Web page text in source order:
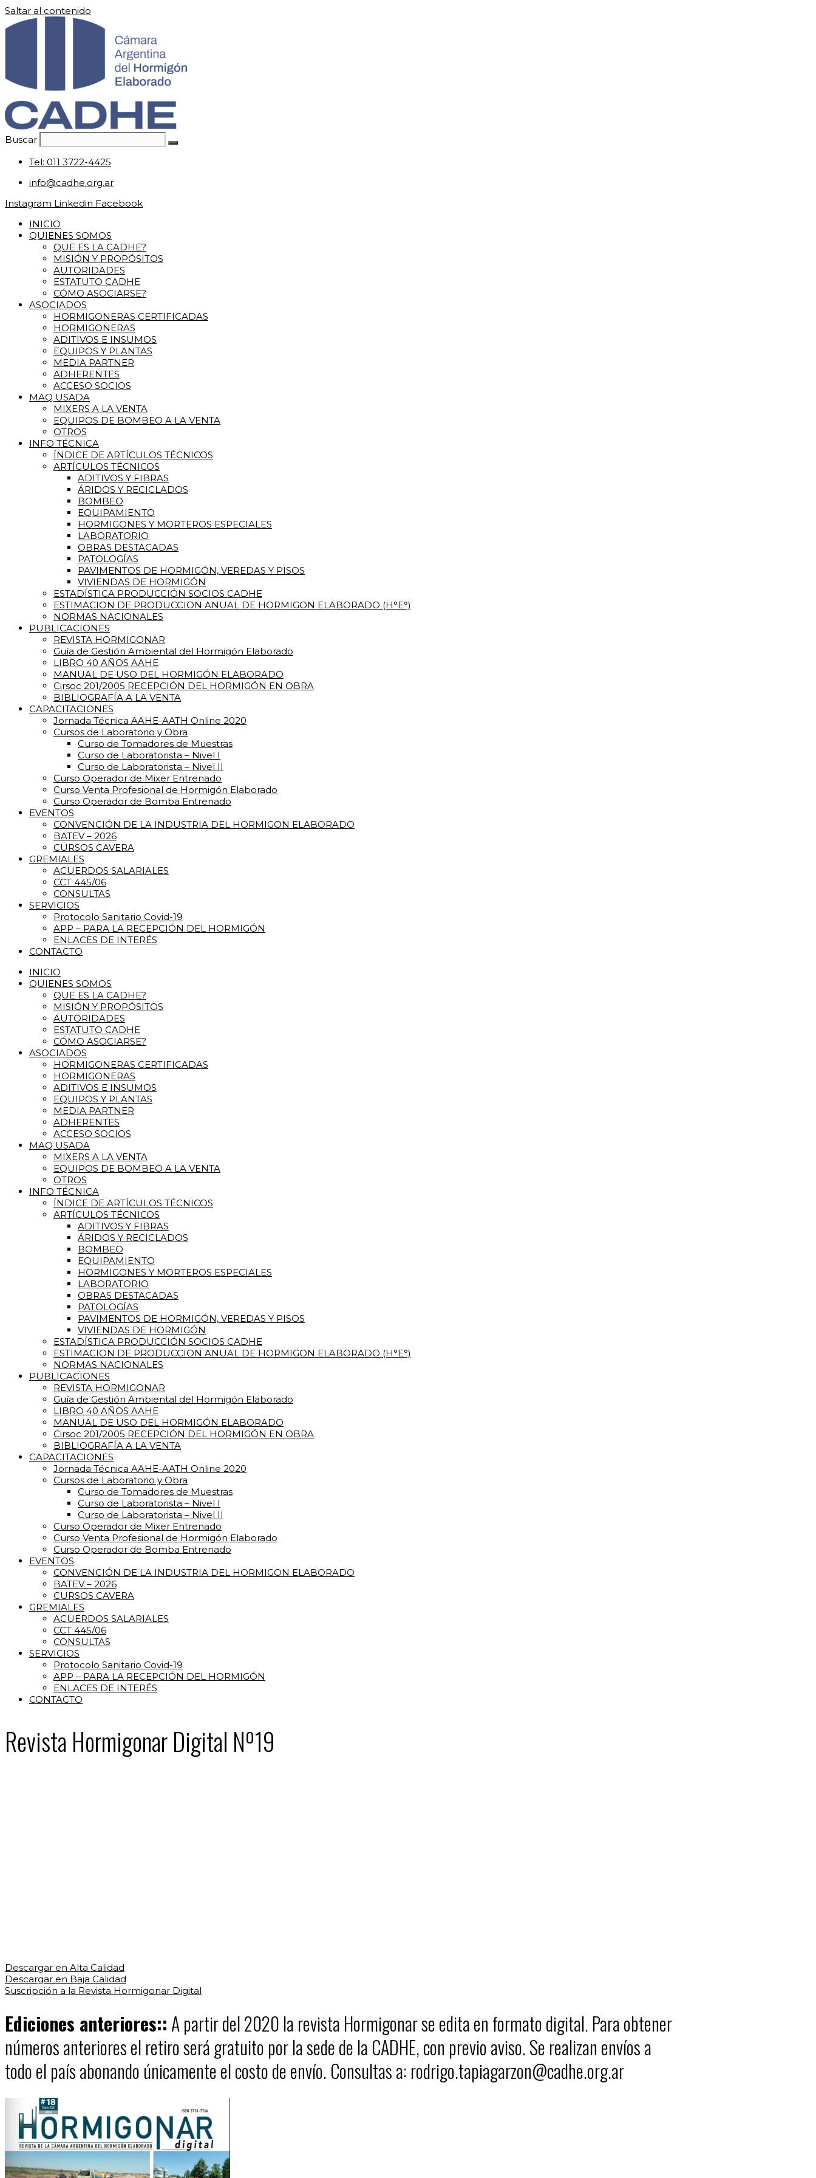
Saltar al contenido
Buscar
Tel: 011 3722-4425
info@cadhe.org.ar
Instagram Linkedin Facebook
INICIO
QUIENES SOMOS
QUE ES LA CADHE?
MISIÓN Y PROPÓSITOS
AUTORIDADES
ESTATUTO CADHE
CÓMO ASOCIARSE?
ASOCIADOS
HORMIGONERAS CERTIFICADAS
HORMIGONERAS
ADITIVOS E INSUMOS
EQUIPOS Y PLANTAS
MEDIA PARTNER
ADHERENTES
ACCESO SOCIOS
MAQ USADA
MIXERS A LA VENTA
EQUIPOS DE BOMBEO A LA VENTA
OTROS
INFO TÉCNICA
ÍNDICE DE ARTÍCULOS TÉCNICOS
ARTÍCULOS TÉCNICOS
ADITIVOS Y FIBRAS
ÁRIDOS Y RECICLADOS
BOMBEO
EQUIPAMIENTO
HORMIGONES Y MORTEROS ESPECIALES
LABORATORIO
OBRAS DESTACADAS
PATOLOGÍAS
PAVIMENTOS DE HORMIGÓN, VEREDAS Y PISOS
VIVIENDAS DE HORMIGÓN
ESTADÍSTICA PRODUCCIÓN SOCIOS CADHE
ESTIMACION DE PRODUCCION ANUAL DE HORMIGON ELABORADO (H°E°)
NORMAS NACIONALES
PUBLICACIONES
REVISTA HORMIGONAR
Guía de Gestión Ambiental del Hormigón Elaborado
LIBRO 40 AÑOS AAHE
MANUAL DE USO DEL HORMIGÓN ELABORADO
Cirsoc 201/2005 RECEPCIÓN DEL HORMIGÓN EN OBRA
BIBLIOGRAFÍA A LA VENTA
CAPACITACIONES
Jornada Técnica AAHE-AATH Online 2020
Cursos de Laboratorio y Obra
Curso de Tomadores de Muestras
Curso de Laboratorista – Nivel I
Curso de Laboratorista – Nivel II
Curso Operador de Mixer Entrenado
Curso Venta Profesional de Hormigón Elaborado
Curso Operador de Bomba Entrenado
EVENTOS
CONVENCIÓN DE LA INDUSTRIA DEL HORMIGON ELABORADO
BATEV – 2026
CURSOS CAVERA
GREMIALES
ACUERDOS SALARIALES
CCT 445/06
CONSULTAS
SERVICIOS
Protocolo Sanitario Covid-19
APP – PARA LA RECEPCIÓN DEL HORMIGÓN
ENLACES DE INTERÉS
CONTACTO
INICIO
QUIENES SOMOS
QUE ES LA CADHE?
MISIÓN Y PROPÓSITOS
AUTORIDADES
ESTATUTO CADHE
CÓMO ASOCIARSE?
ASOCIADOS
HORMIGONERAS CERTIFICADAS
HORMIGONERAS
ADITIVOS E INSUMOS
EQUIPOS Y PLANTAS
MEDIA PARTNER
ADHERENTES
ACCESO SOCIOS
MAQ USADA
MIXERS A LA VENTA
EQUIPOS DE BOMBEO A LA VENTA
OTROS
INFO TÉCNICA
ÍNDICE DE ARTÍCULOS TÉCNICOS
ARTÍCULOS TÉCNICOS
ADITIVOS Y FIBRAS
ÁRIDOS Y RECICLADOS
BOMBEO
EQUIPAMIENTO
HORMIGONES Y MORTEROS ESPECIALES
LABORATORIO
OBRAS DESTACADAS
PATOLOGÍAS
PAVIMENTOS DE HORMIGÓN, VEREDAS Y PISOS
VIVIENDAS DE HORMIGÓN
ESTADÍSTICA PRODUCCIÓN SOCIOS CADHE
ESTIMACION DE PRODUCCION ANUAL DE HORMIGON ELABORADO (H°E°)
NORMAS NACIONALES
PUBLICACIONES
REVISTA HORMIGONAR
Guía de Gestión Ambiental del Hormigón Elaborado
LIBRO 40 AÑOS AAHE
MANUAL DE USO DEL HORMIGÓN ELABORADO
Cirsoc 201/2005 RECEPCIÓN DEL HORMIGÓN EN OBRA
BIBLIOGRAFÍA A LA VENTA
CAPACITACIONES
Jornada Técnica AAHE-AATH Online 2020
Cursos de Laboratorio y Obra
Curso de Tomadores de Muestras
Curso de Laboratorista – Nivel I
Curso de Laboratorista – Nivel II
Curso Operador de Mixer Entrenado
Curso Venta Profesional de Hormigón Elaborado
Curso Operador de Bomba Entrenado
EVENTOS
CONVENCIÓN DE LA INDUSTRIA DEL HORMIGON ELABORADO
BATEV – 2026
CURSOS CAVERA
GREMIALES
ACUERDOS SALARIALES
CCT 445/06
CONSULTAS
SERVICIOS
Protocolo Sanitario Covid-19
APP – PARA LA RECEPCIÓN DEL HORMIGÓN
ENLACES DE INTERÉS
CONTACTO
Revista Hormigonar Digital Nº19
Descargar en Alta Calidad
Descargar en Baja Calidad
Suscripción a la Revista Hormigonar Digital
Ediciones anteriores:: A partir del 2020 la revista Hormigonar se edita en formato digital. Para obtener
números anteriores el retiro será gratuito por la sede de la CADHE, con previo aviso. Se realizan envíos a
todo el país abonando únicamente el costo de envío. Consultas a: rodrigo.tapiagarzon@cadhe.org.ar